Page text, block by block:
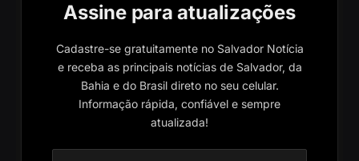
Assine para atualizações
Cadastre-se gratuitamente no Salvador Notícia
e receba as principais notícias de Salvador, da
Bahia e do Brasil direto no seu celular.
Informação rápida, confiável e sempre
atualizada!